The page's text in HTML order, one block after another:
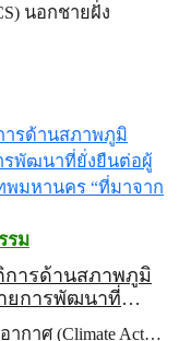
นอกชายฝั่ง
รม
การด้านสภาพภูมิ
ายการพัฒนาที่
ชการ
กาศ (Climate Act…